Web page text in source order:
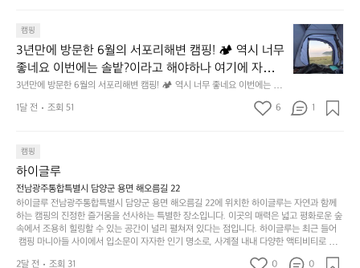
구
나
잠
에
기
까
이
걸
리
는
지
의
초
기
품
갑’입
니
다.
일
상
용
할
수
있
록.
분
하
고,
단
순
캠핑
3년만에 방문한 6월의 서포리해변 캠핑! 🏕 역시 너무
좋네요 이번에는 솔밭?이라고 해야하나 여기에 자리를
잡았는데 정말 시원하고 경치도 좋네요  서해치고 물도
맑은편, 아이들도 놀기 좋고 1박 2일은 넘 짧게 느껴지
네요  .1박 1동 1만원 (수금은 7시쯤, 동네에서 관리) .수
바로 화장실있음 .5분거리 cu .2분거리 음식점  항구에
서부터 해변까지 버스도 다니네요 ㅎㅎㅎ 아이들 엄청
좋아하네요 점심쯤도착해서 철수할때까지 물놀이 3
타임이나 했네요 ⛱️
3년만에 방문한 6월의 서포리해변 캠핑! 🏕 역시 너무 좋네요 이번에는 솔
밭?이라고 해야하나 여기에 자리를 잡았는데 정말 시원하고 경치도 좋네요
서해치고 물도 맑은편, 아이들도 놀기 좋고 1박 2일은 넘 짧게 느껴지네요  .
항구에서부터 해변까지 버스도 다니네요 ㅎㅎㅎ 아이들 엄청 좋아하네요 점
심쯤도착해서 철수할때까지 물놀이 3타임이나 했네요 ⛱️
년
만
에
문
포
리
해
변
캠
1달 전 조회 51 6 1
캠핑
하이글루
전남광주통합특별시 담양군 용면 해오름길 22
하이글루 전남광주통합특별시 담양군 용면 해오름길 22에 위치한 하이글루는 자연과 함께
하는 캠핑의 진정한 즐거움을 선사하는 특별한 장소입니다. 이곳의 매력은 넓고 평화로운 숲
속에서 조용히 힐링할 수 있는 공간이 널리 펼쳐져 있다는 점입니다. 하이글루는 최근 들어
캠핑 마니아들 사이에서 입소문이 자자한 인기 명소로, 사계절 내내 다양한 액티비티로 방
문객들을 맞이합니다. 특히, 하이글루의 독특한 시설인 글램핑 텐트는 고객들에게 아늑한 잠
2달 전 조회 31 0 0